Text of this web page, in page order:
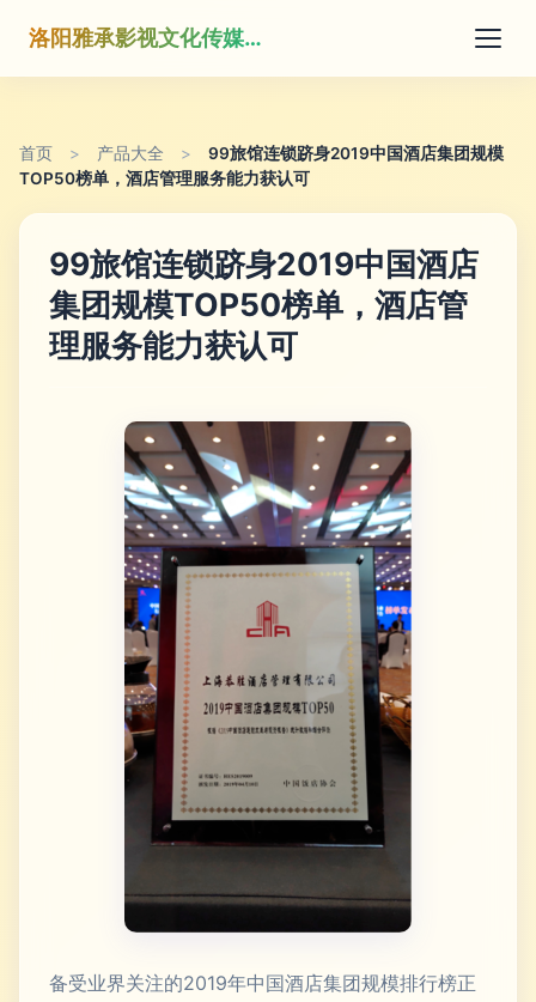
洛阳雅承影视文化传媒有限公司
首页 > 产品大全 >
99旅馆连锁跻身2019中国酒店集团规模
TOP50榜单，酒店管理服务能力获认可
99旅馆连锁跻身2019中国酒店
集团规模TOP50榜单，酒店管
理服务能力获认可
备受业界关注的2019年中国酒店集团规模排行榜正